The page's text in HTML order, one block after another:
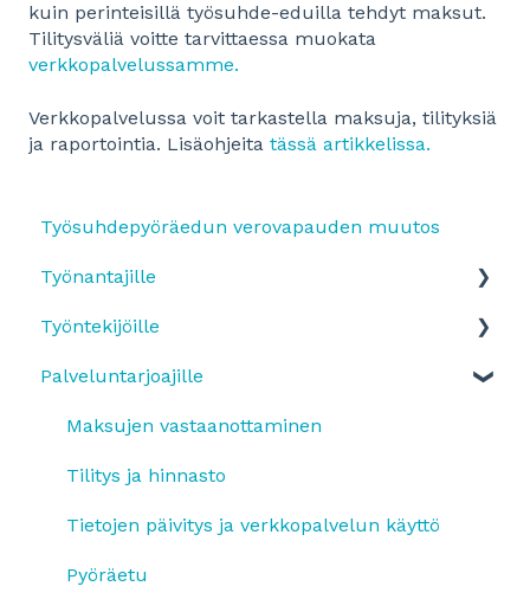
kuin perinteisillä työsuhde-eduilla tehdyt maksut.
Tilitysväliä voitte tarvittaessa muokata
verkkopalvelussamme.
Verkkopalvelussa voit tarkastella maksuja, tilityksiä
ja raportointia. Lisäohjeita tässä artikkelissa.
Työsuhdepyöräedun verovapauden muutos
Työnantajille
Yleistä
SmartumPlus
SmartumPlus: laskutus ja raportit
Smartum Saldo
Pyöräetu
Etujen käyttö
Työntekijöille
Edun käyttöönotto ja etuun ilmottautuminen
Etutyypit
Maksaminen ja sovelluksen käyttäminen
Pyöräetu
Työsuhde-etujen käyttäminen
Palveluntarjoajille
Maksujen vastaanottaminen
Tilitys ja hinnasto
Tietojen päivitys ja verkkopalvelun käyttö
Pyöräetu